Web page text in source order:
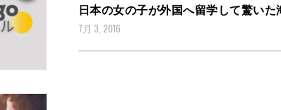
日本の女の子が外国へ留学して驚い
7月 3, 2016